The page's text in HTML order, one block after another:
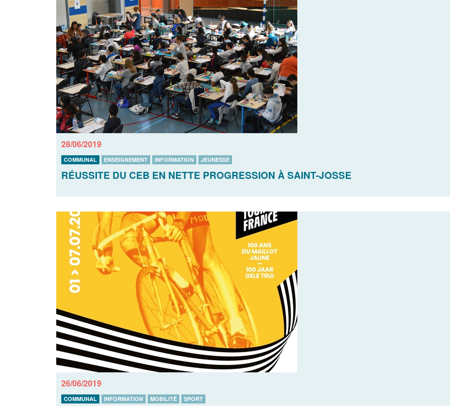
28/06/2019
COMMUNAL ENSEIGNEMENT INFORMATION JEUNESSE
RÉUSSITE DU CEB EN NETTE PROGRESSION À SAINT-JOSSE
26/06/2019
COMMUNAL INFORMATION MOBILITÉ SPORT